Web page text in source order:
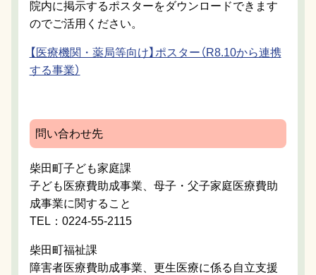
院内に掲示するポスターをダウンロードできます
のでご活用ください。
【医療機関・薬局等向け】ポスター（R8.10から連携
する事業）
問い合わせ先
柴田町子ども家庭課
子ども医療費助成事業、母子・父子家庭医療費助
成事業に関すること
TEL：0224-55-2115
柴田町福祉課
障害者医療費助成事業、更生医療に係る自立支援